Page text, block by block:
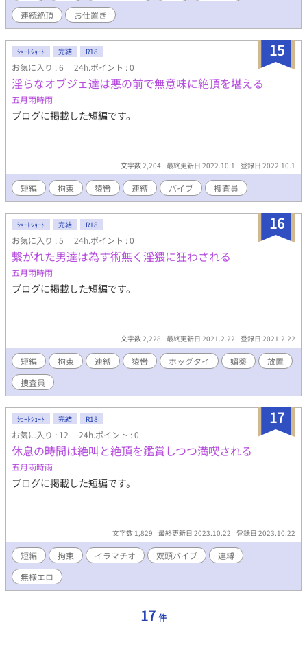
連続絶頂
お仕置き
15
ｼｮｰﾄｼｮｰﾄ 完結 R18
お気に入り : 6 24h.ポイント : 0
淫らなオブジェ達は悪の前で無意味に絶頂を堪える
五月雨時雨
ブログに掲載した短編です。
文字数 2,204 最終更新日 2022.10.1 登録日 2022.10.1
短編 拘束 猿轡 連縛 バイブ 捜査員
16
ｼｮｰﾄｼｮｰﾄ 完結 R18
お気に入り : 5 24h.ポイント : 0
繋がれた男達は為す術無く淫猥に狂わされる
五月雨時雨
ブログに掲載した短編です。
文字数 2,228 最終更新日 2021.2.22 登録日 2021.2.22
短編 拘束 連縛 猿轡 ホッグタイ 媚薬
放置
捜査員
17
ｼｮｰﾄｼｮｰﾄ 完結 R18
お気に入り : 12 24h.ポイント : 0
休息の時間は絶叫と絶頂を鑑賞しつつ満喫される
五月雨時雨
ブログに掲載した短編です。
文字数 1,829 最終更新日 2023.10.22 登録日 2023.10.22
短編 拘束 イラマチオ 双頭バイブ
連縛
無様エロ
17 件